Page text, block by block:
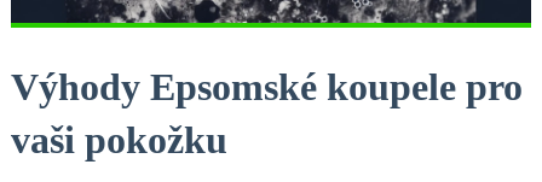
Výhody Epsomské koupele pro
vaši pokožku